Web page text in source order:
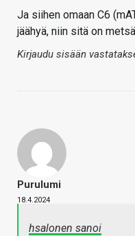
Ja siihen omaan C6
jäähyä, niin sitä on
Kirjaudu sisään
Purulumi
18.4.2024
hsalonen sanoi